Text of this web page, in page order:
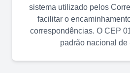
sistema utilizado pelos
facilitar o
correspondências. O CEP
padrão nacional de